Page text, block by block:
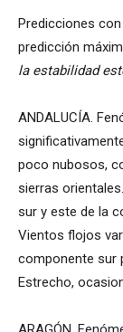
Predicciones
predicción
la estabilidad
ANDALUCÍA.
poco nubosos,
sierras
sur y este de la
Vientos flojos
componente sur
Estrecho,